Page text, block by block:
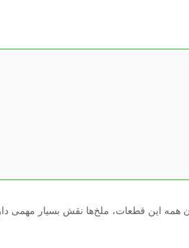
همه این قطعات، ملخ‌ها نقش بسیار مهمی